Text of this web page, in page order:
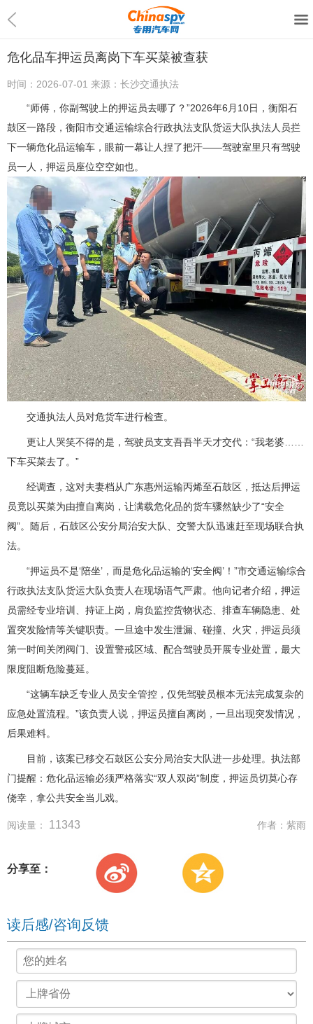
危化品车押运员离岗下车买菜被查获
时间： 2026-07-01 来源： 长沙交通执法
“师傅，你副驾驶上的押运员去哪了？”2026年6月10日，衡阳石
鼓区一路段，衡阳市交通运输综合行政执法支队货运大队执法人员拦
下一辆危化品运输车，眼前一幕让人捏了把汗——驾驶室里只有驾驶
员一人，押运员座位空空如也。
交通执法人员对危货车进行检查。
更让人哭笑不得的是，驾驶员支支吾吾半天才交代：“我老婆……
下车买菜去了。”
经调查，这对夫妻档从广东惠州运输丙烯至石鼓区，抵达后押运
员竟以买菜为由擅自离岗，让满载危化品的货车骤然缺少了“安全
阀”。随后，石鼓区公安分局治安大队、交警大队迅速赶至现场联合执
法。
“押运员不是‘陪坐’，而是危化品运输的‘安全阀’！”市交通运输综合
行政执法支队货运大队负责人在现场语气严肃。他向记者介绍，押运
员需经专业培训、持证上岗，肩负监控货物状态、排查车辆隐患、处
置突发险情等关键职责。一旦途中发生泄漏、碰撞、火灾，押运员须
第一时间关闭阀门、设置警戒区域、配合驾驶员开展专业处置，最大
限度阻断危险蔓延。
“这辆车缺乏专业人员安全管控，仅凭驾驶员根本无法完成复杂的
应急处置流程。”该负责人说，押运员擅自离岗，一旦出现突发情况，
后果难料。
目前，该案已移交石鼓区公安分局治安大队进一步处理。执法部
门提醒：危化品运输必须严格落实“双人双岗”制度，押运员切莫心存
侥幸，拿公共安全当儿戏。
阅读量： 11343 作者： 紫雨
分享至：
读后感/咨询反馈